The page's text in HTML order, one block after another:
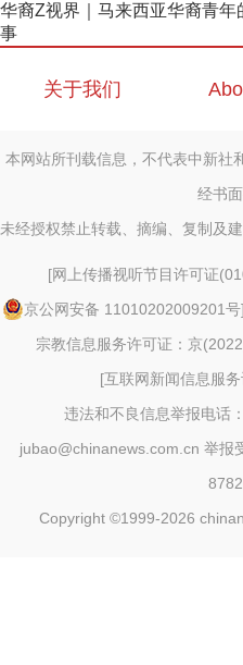
华裔Z视界｜马来西亚华裔青
事
关于我们
本网站所刊载信息，不代表中新社
经书面
未经授权禁止转载、摘编、复制及
[网上传播视听节目许可证
京公网安备 11010202009201号
宗教信息服务许可证：京
[互联网新闻信息服
违法和不良信息举报电话
jubao@chinanews.com.cn 举报
Copyright ©1999-2026